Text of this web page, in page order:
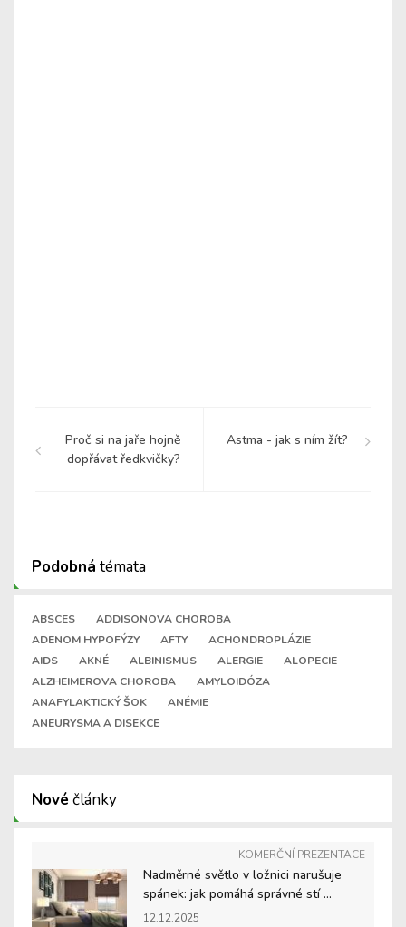
Proč si na jaře hojně
dopřávat ředkvičky?
Astma - jak s ním žít?
Podobná témata
ABSCES
ADDISONOVA CHOROBA
ADENOM HYPOFÝZY
AFTY
ACHONDROPLÁZIE
AIDS
AKNÉ ALBINISMUS ALERGIE
ALOPECIE
ALZHEIMEROVA CHOROBA
AMYLOIDÓZA
ANAFYLAKTICKÝ ŠOK
ANÉMIE
ANEURYSMA A DISEKCE
Nové články
KOMERČNÍ PREZENTACE
Nadměrné světlo v ložnici narušuje
spánek: jak pomáhá správné stí ...
12.12.2025